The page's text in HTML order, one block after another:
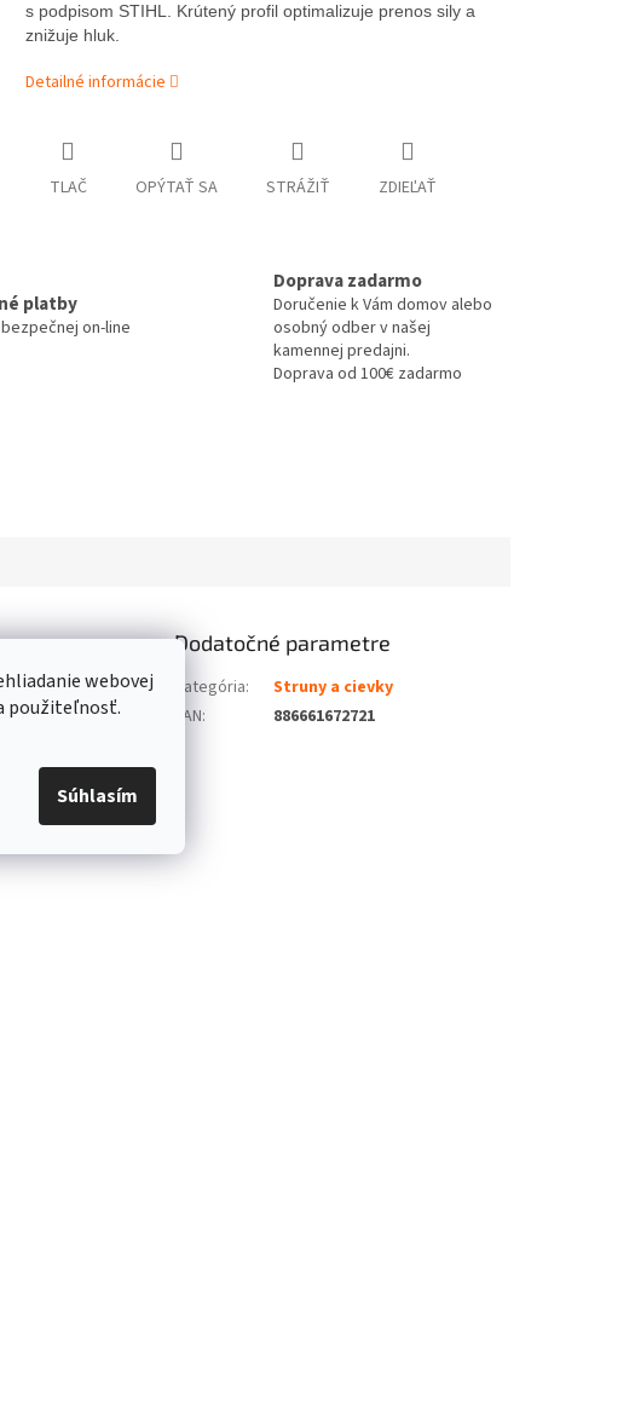
webovej
použiteľnosť.
Súhlasím
s podpisom STIHL. Krútený profil optimalizuje prenos sily a
znižuje hluk.
Detailné informácie
TLAČ OPÝTAŤ SA STRÁŽIŤ ZDIEĽAŤ
platby
on-line
Doprava zadarmo
Doručenie k Vám domov alebo
osobný odber v našej
kamennej predajni.
Doprava od 100€ zadarmo
farbe; čierny
Dodatočné parametre
Kategória:
Struny a cievky
EAN: 886661672721